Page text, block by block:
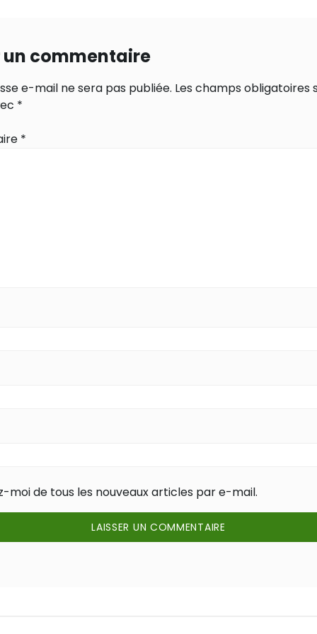
un commentaire
e-mail ne sera pas publiée. Les champs obligatoires
*
*
moi de tous les nouveaux articles par e-mail.